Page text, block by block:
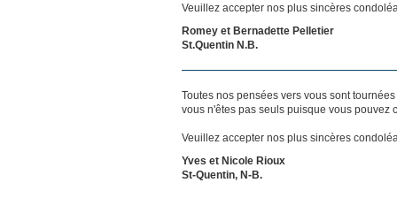
Veuillez accepter nos plus sincères
Romey et Bernadette Pelletier
St.Quentin N.B.
Toutes nos pensées vers vous sont
vous n'êtes pas seuls puisque vous pouvez
Veuillez accepter nos plus sincères
Yves et Nicole Rioux
St-Quentin, N-B.